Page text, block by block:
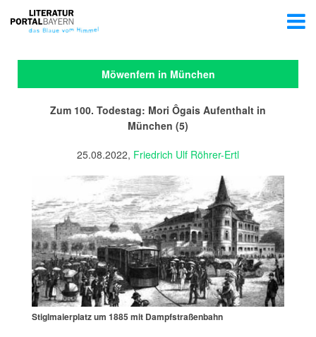
Möwenfern in München
Zum 100. Todestag: Mori Ôgais Aufenthalt in
München (5)
25.08.2022, Friedrich Ulf Röhrer-Ertl
Stiglmaierplatz um 1885 mit Dampfstraßenbahn